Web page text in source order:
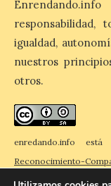
2026. — La I Feria
El Jamón
ibérico
ganador al
bellota
8 Ago 2026
responsabilidad,
igualdad,
nuestros
otros.
enredando.info
Reconocimiento-